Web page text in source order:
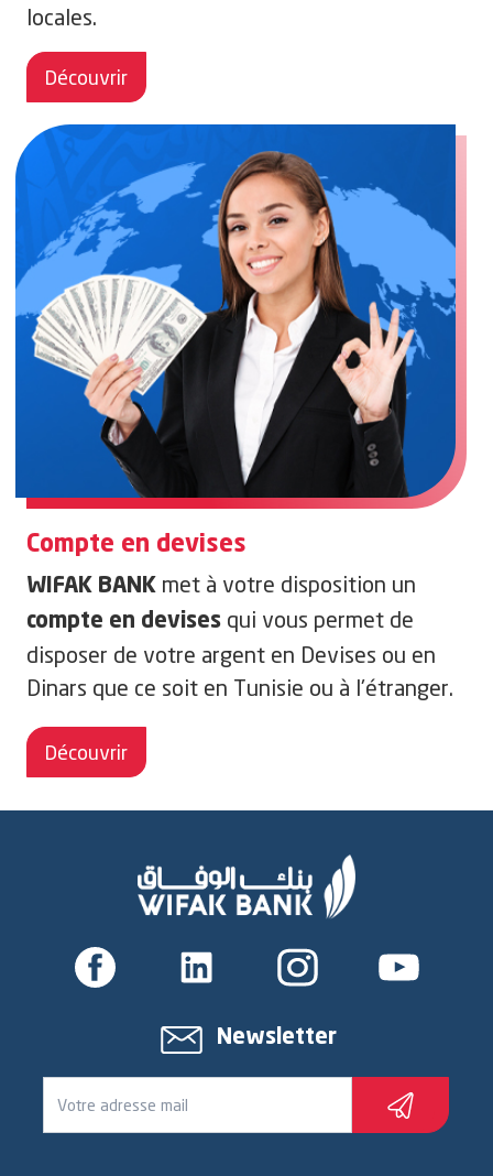
locales.
Découvrir
Compte en devises
WIFAK BANK met à votre disposition un
compte en devises qui vous permet de
disposer de votre argent en Devises ou en
Dinars que ce soit en Tunisie ou à l'étranger.
Découvrir
Newsletter